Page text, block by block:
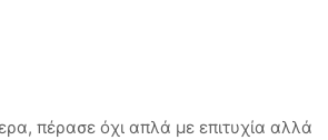
πέρασε όχι απλά με επιτυχία αλλά